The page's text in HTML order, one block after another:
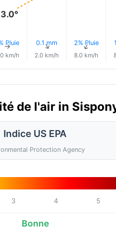
Pluie
↑
km/h
0.1 mm
↑
2.0 km/h
2% Pluie
↑
8.0 km/h
de l'air in
Indice US EPA
Protection Agency
3 4 5
Bonne